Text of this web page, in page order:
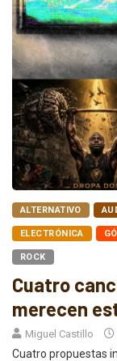
ALTERNATIVO
ELECTRÓNICA
ROCK
Cuatro
merecen
Miguel Castillo
Cuatro propuestas